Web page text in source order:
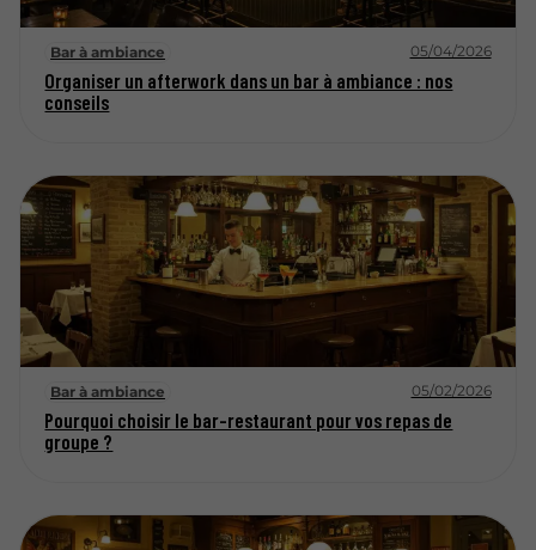
Bar à ambiance 05/04/2026
Organiser un afterwork dans un bar à ambiance : nos
conseils
Bar à ambiance 05/02/2026
Pourquoi choisir le bar-restaurant pour vos repas de
groupe ?